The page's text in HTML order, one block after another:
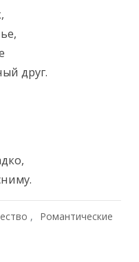
друг.
Романтические